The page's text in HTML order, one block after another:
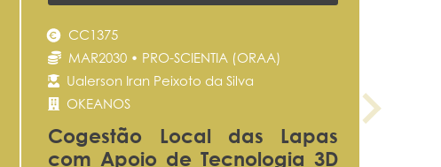
CC1375
MAR2030 • PRO-SCIENTIA (ORAA)
Ualerson Iran Peixoto da Silva
OKEANOS
Cogestão Local das Lapas
com Apoio de Tecnologia 3D